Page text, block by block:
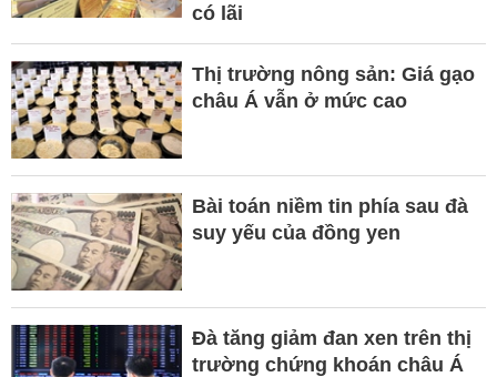
có lãi
Thị trường nông sản: Giá gạo
châu Á vẫn ở mức cao
Bài toán niềm tin phía sau đà
suy yếu của đồng yen
Đà tăng giảm đan xen trên thị
trường chứng khoán châu Á